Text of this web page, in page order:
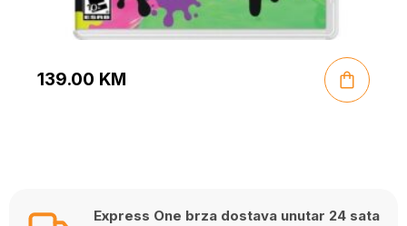
139.00 KM
Express One brza dostava unutar 24 sata